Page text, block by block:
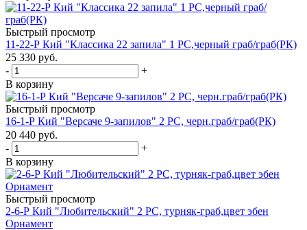
Быстрый просмотр
11-22-Р Кий "Классика 22 запила" 1 РС,черный граб/граб(РК)
25 330 руб.
-
+
В корзину
Быстрый просмотр
16-1-Р Кий "Версаче 9-запилов" 2 РС, черн.граб/граб(РК)
20 440 руб.
-
+
В корзину
Быстрый просмотр
2-6-Р Кий "Любительский" 2 РС, турняк-граб,цвет эбен
Орнамент